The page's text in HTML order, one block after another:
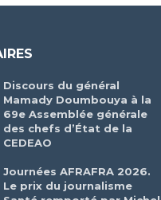
Discours du général
Mamady Doumbouya à la
69e Assemblée générale
des chefs d’État de la
CEDEAO
Journées AFRAFRA 2026.
Le prix du journalisme